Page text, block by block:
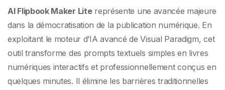
AI Flipbook Maker Litereprésente une avancée majeure
dans la démocratisation de la publication numérique. En
exploitant le moteur d’IA avancé de Visual Paradigm, cet
outil transforme des prompts textuels simples en livres
numériques interactifs et professionnellement conçus en
quelques minutes. Il élimine les barrières traditionnelles